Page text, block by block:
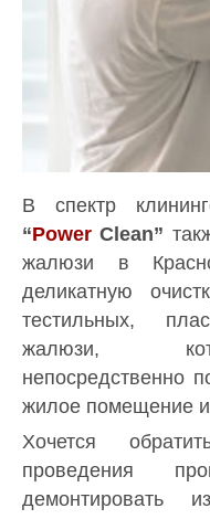
В спектр
“Power Clean”
жалюзи в
деликатную
тестильных,
жалюзи,
непосредственно
жилое помещение
Хочется
проведения
демонтировать